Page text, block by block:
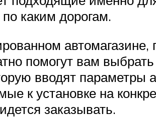
каким дорогам.
помогут вам
вводят
к установке на
заказывать.